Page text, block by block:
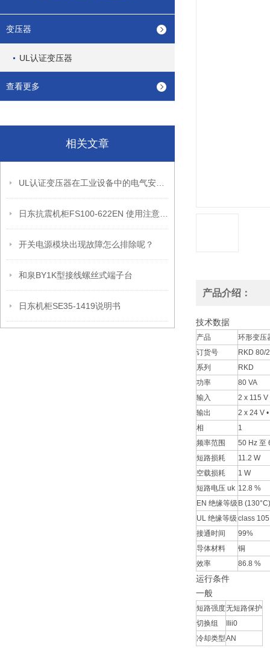
变压器
UL认证变压器
查看更多
相关文章
开关电源模块出现故障怎么排除呢？
和泉BY1K型接线螺丝式端子台
日东机柜SE35-1419说明书
产品介绍：
技术数据
产品
环形变压
订货号
RKD 80/
系列
RKD
功率
80 VA
输入
2 x 115 V
输出
2 x 24 V
相
1
频率范围
50 Hz 至
短路损耗
11.2 W
空载损耗
1 W
短路电压 uk 12.8 %
EN 绝缘等级 B (130°C)
UL 绝缘等级 class 105
接通时间
99%
导体材料
铜
效率
86.8 %
运行条件
一般
短路强度无短路保护
切换组
IIii0
冷却类型AN